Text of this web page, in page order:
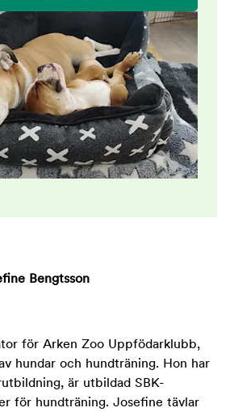
Bengtsson
för Arken Zoo Uppfödarklubb,
hundar och hundträning. Hon har
är utbildad SBK-
för hundträning. Josefine tävlar